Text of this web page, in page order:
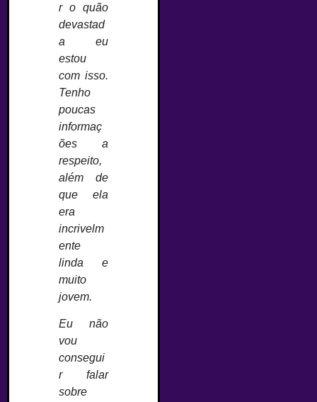
r o quão
devastad
a eu
estou
com isso.
Tenho
poucas
informaç
ões a
respeito,
além de
que ela
era
incrivelm
ente
linda e
muito
jovem.
Eu não
vou
consegui
r falar
sobre